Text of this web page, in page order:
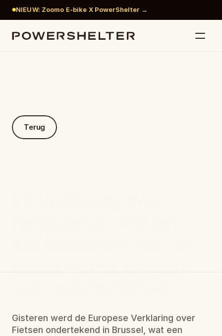
NIEUW: Zoomo E-bike X PowerShelter →
Terug
Gisteren werd de Europese Verklaring over
Fietsen ondertekend in Brussel, wat een